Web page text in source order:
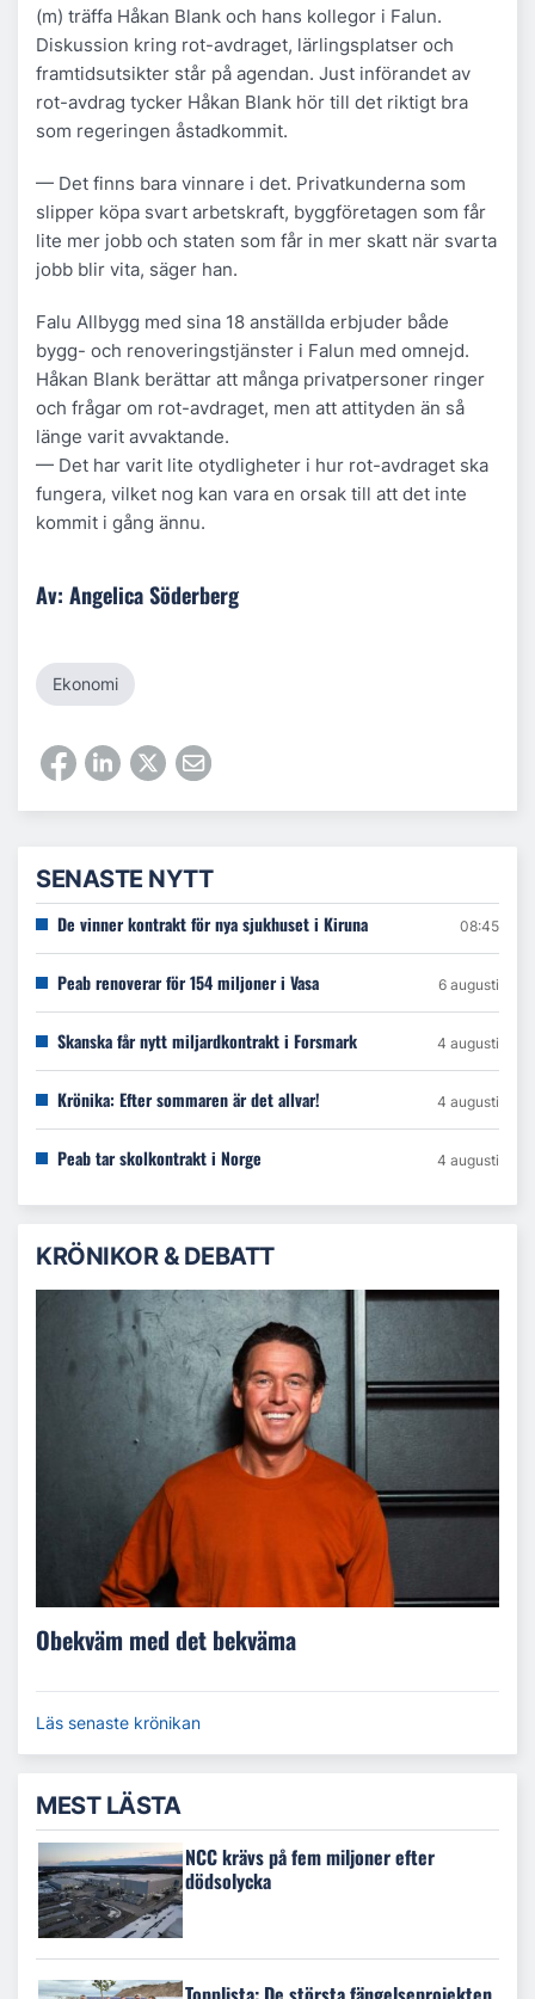
(m) träffa Håkan Blank och hans kollegor i Falun.
Diskussion kring rot-avdraget, lärlingsplatser och
framtidsutsikter står på agendan. Just införandet av
rot-avdrag tycker Håkan Blank hör till det riktigt bra
som regeringen åstadkommit.
— Det finns bara vinnare i det. Privatkunderna som
slipper köpa svart arbetskraft, byggföretagen som får
lite mer jobb och staten som får in mer skatt när svarta
jobb blir vita, säger han.
Falu Allbygg med sina 18 anställda erbjuder både
bygg- och renoveringstjänster i Falun med omnejd.
Håkan Blank berättar att många privatpersoner ringer
och frågar om rot-avdraget, men att attityden än så
länge varit avvaktande.
— Det har varit lite otydligheter i hur rot-avdraget ska
fungera, vilket nog kan vara en orsak till att det inte
kommit i gång ännu.
Av: Angelica Söderberg
Ekonomi
SENASTE NYTT
De vinner kontrakt för nya sjukhuset i Kiruna 08:45
Peab renoverar för 154 miljoner i Vasa 6 augusti
Skanska får nytt miljardkontrakt i Forsmark 4 augusti
Krönika: Efter sommaren är det allvar! 4 augusti
Peab tar skolkontrakt i Norge 4 augusti
KRÖNIKOR & DEBATT
Obekväm med det bekväma
Läs senaste krönikan
MEST LÄSTA
NCC krävs på fem miljoner efter
dödsolycka